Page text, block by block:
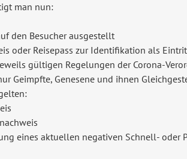
man nun:
den Besucher ausgestellt
oder Reisepass zur Identifikation als
gültigen Regelungen der Corona-
Geimpfte, Genesene und ihnen
eines aktuellen negativen Schnell- oder